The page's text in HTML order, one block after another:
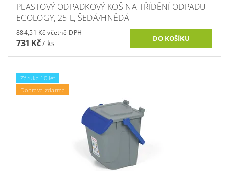
PLASTOVÝ ODPADKOVÝ KOŠ NA TŘÍDĚNÍ ODPADU
ECOLOGY, 25 L, ŠEDÁ/HNĚDÁ
884,51 Kč včetně DPH
731 Kč/ ks
Záruka 10 let
Doprava zdarma